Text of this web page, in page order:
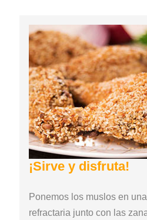
¡Sirve y disfruta!
Ponemos los muslos en
refractaria junto con las